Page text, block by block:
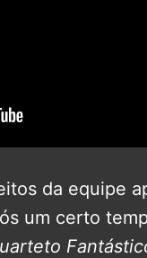
da equipe
um certo